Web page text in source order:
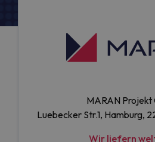
MARAN Projekt
Luebecker Str.1, Hamburg,
Wir liefern